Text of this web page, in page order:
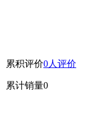
累积评价0人评价
累计销量0